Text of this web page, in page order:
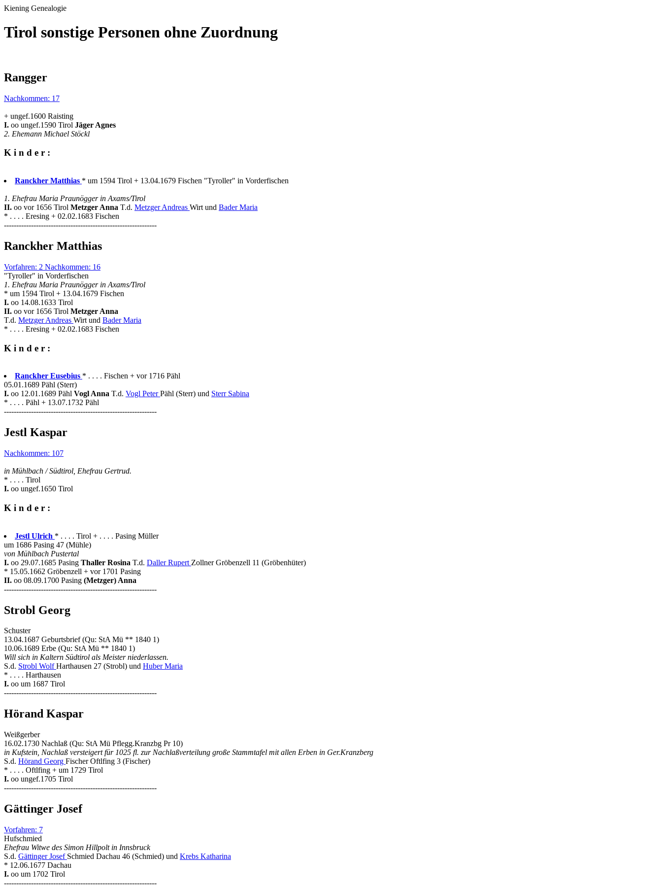
Kiening Genealogie
Tirol sonstige Personen ohne Zuordnung
Rangger
Nachkommen: 17
+ ungef.1600 Raisting
I. oo ungef.1590 Tirol Jäger Agnes
2. Ehemann Michael Stöckl
K i n d e r :
Ranckher Matthias * um 1594 Tirol + 13.04.1679 Fischen "Tyroller" in Vorderfischen
1. Ehefrau Maria Praunögger in Axams/Tirol
II. oo vor 1656 Tirol Metzger Anna T.d. Metzger Andreas Wirt und Bader Maria
* . . . . Eresing + 02.02.1683 Fischen
--------------------------------------------------------------
Ranckher Matthias
Vorfahren: 2 Nachkommen: 16
"Tyroller" in Vorderfischen
1. Ehefrau Maria Praunögger in Axams/Tirol
* um 1594 Tirol + 13.04.1679 Fischen
I. oo 14.08.1633 Tirol
II. oo vor 1656 Tirol Metzger Anna
T.d. Metzger Andreas Wirt und Bader Maria
* . . . . Eresing + 02.02.1683 Fischen
K i n d e r :
Ranckher Eusebius * . . . . Fischen + vor 1716 Pähl
05.01.1689 Pähl (Sterr)
I. oo 12.01.1689 Pähl Vogl Anna T.d. Vogl PeterPähl (Sterr) und Sterr Sabina
* . . . . Pähl + 13.07.1732 Pähl
--------------------------------------------------------------
Jestl Kaspar
Nachkommen: 107
in Mühlbach / Südtirol, Ehefrau Gertrud.
* . . . . Tirol
I. oo ungef.1650 Tirol
K i n d e r :
Jestl Ulrich * . . . . Tirol + . . . . Pasing Müller
um 1686 Pasing 47 (Mühle)
von Mühlbach Pustertal
I. oo 29.07.1685 Pasing Thaller Rosina T.d. Daller Rupert Zollner Gröbenzell 11 (Gröbenhüter)
* 15.05.1662 Gröbenzell + vor 1701 Pasing
II. oo 08.09.1700 Pasing (Metzger) Anna
--------------------------------------------------------------
Strobl Georg
Schuster
13.04.1687 Geburtsbrief (Qu: StA Mü ** 1840 1)
10.06.1689 Erbe (Qu: StA Mü ** 1840 1)
Will sich in Kaltern Südtirol als Meister niederlassen.
S.d. Strobl WolfHarthausen 27 (Strobl) und Huber Maria
* . . . . Harthausen
I. oo um 1687 Tirol
--------------------------------------------------------------
Hörand Kaspar
Weißgerber
16.02.1730 Nachlaß (Qu: StA Mü Pflegg.Kranzbg Pr 10)
in Kufstein, Nachlaß versteigert für 1025 fl. zur Nachlaßverteilung große Stammtafel mit allen Erben in Ger.Kranzberg
S.d. Hörand Georg Fischer Oftlfing 3 (Fischer)
* . . . . Oftlfing + um 1729 Tirol
I. oo ungef.1705 Tirol
--------------------------------------------------------------
Gättinger Josef
Vorfahren: 7
Hufschmied
Ehefrau Witwe des Simon Hillpolt in Innsbruck
S.d. Gättinger Josef Schmied Dachau 46 (Schmied) und Krebs Katharina
* 12.06.1677 Dachau
I. oo um 1702 Tirol
--------------------------------------------------------------